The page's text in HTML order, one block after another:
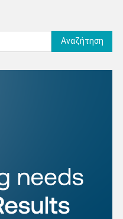
Αναζήτηση
για: